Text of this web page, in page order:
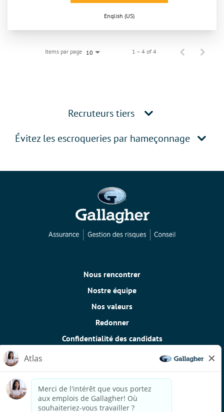
English (US)
Items par page 10 1 – 4 of 4
Recruteurs tiers
Évitez les escroqueries par hameçonnage
Nous rencontrer
Nostre équipe
Nos valeurs
Redonner
Confidentialité des candidats
Politique relative aux témoins
Besoin de mesures d'adaptation raisonnables pour
compléter une partie de notre processus de candidature, y
compris l'utilisation de ce site web? Envoyez-nous un
courriel:Careers@ajg.com